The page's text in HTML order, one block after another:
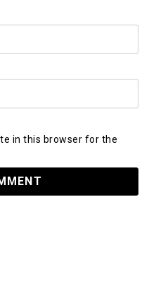
in this browser for the